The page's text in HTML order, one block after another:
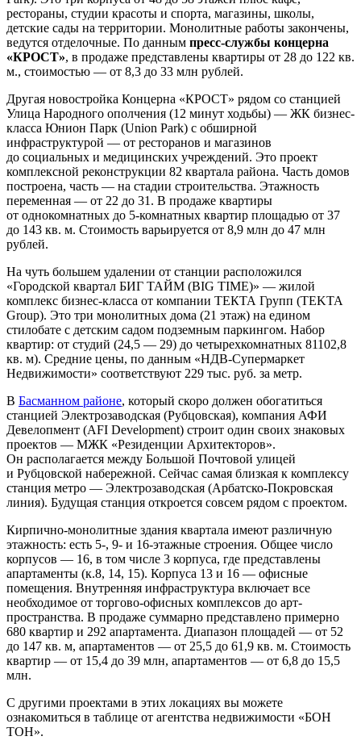
рестораны, студии красоты и спорта, магазины, школы,
детские сады на территории. Монолитные работы закончены,
ведутся отделочные. По данным пресс-службы концерна
«КРОСТ», в продаже представлены квартиры от 28 до 122 кв.
м., стоимостью — от 8,3 до 33 млн рублей.
Другая новостройка Концерна «КРОСТ» рядом со станцией
Улица Народного ополчения (12 минут ходьбы) — ЖК бизнес-
класса Юнион Парк (Union Park) с обширной
инфраструктурой — от ресторанов и магазинов
до социальных и медицинских учреждений. Это проект
комплексной реконструкции 82 квартала района. Часть домов
построена, часть — на стадии строительства. Этажность
переменная — от 22 до 31. В продаже квартиры
от однокомнатных до 5-комнатных квартир площадью от 37
до 143 кв. м. Стоимость варьируется от 8,9 млн до 47 млн
рублей.
На чуть большем удалении от станции расположился
«Городской квартал БИГ ТАЙМ (BIG TIME)» — жилой
комплекс бизнес-класса от компании ТЕКТА Групп (TEKTA
Group). Это три монолитных дома (21 этаж) на едином
стилобате с детским садом подземным паркингом. Набор
квартир: от студий (24,5 — 29) до четырехкомнатных 81102,8
кв. м). Средние цены, по данным «НДВ-Супермаркет
Недвижимости» соответствуют 229 тыс. руб. за метр.
В Басманном районе, который скоро должен обогатиться
станцией Электрозаводская (Рубцовская), компания АФИ
Девелопмент (AFI Development) строит один своих знаковых
проектов — МЖК «Резиденции Архитекторов».
Он располагается между Большой Почтовой улицей
и Рубцовской набережной. Сейчас самая близкая к комплексу
станция метро — Электрозаводская (Арбатско-Покровская
линия). Будущая станция откроется совсем рядом с проектом.
Кирпично-монолитные здания квартала имеют различную
этажность: есть 5-, 9- и 16-этажные строения. Общее число
корпусов — 16, в том числе 3 корпуса, где представлены
апартаменты (к.8, 14, 15). Корпуса 13 и 16 — офисные
помещения. Внутренняя инфраструктура включает все
необходимое от торгово-офисных комплексов до арт-
пространства. В продаже суммарно представлено примерно
680 квартир и 292 апартамента. Диапазон площадей — от 52
до 147 кв. м, апартаментов — от 25,5 до 61,9 кв. м. Стоимость
квартир — от 15,4 до 39 млн, апартаментов — от 6,8 до 15,5
млн.
С другими проектами в этих локациях вы можете
ознакомиться в таблице от агентства недвижимости «БОН
ТОН».